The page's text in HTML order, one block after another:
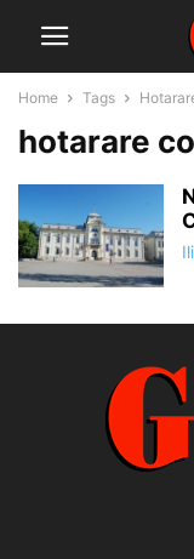
Home Tags
hotarare